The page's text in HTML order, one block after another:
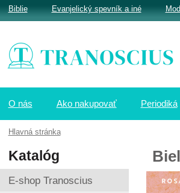
O nás Ako nakupovať Periodiká
Katalóg
E-shop Tranoscius
Biblie Evanjelický spevník a iné
Hlavná stránka